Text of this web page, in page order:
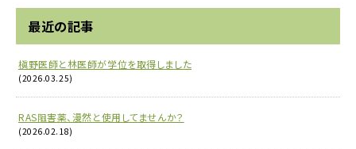
最近の記事
槇野医師と林医師が学位を取得しました
(2026.03.25)
RAS阻害薬、漫然と使用してませんか？
(2026.02.18)